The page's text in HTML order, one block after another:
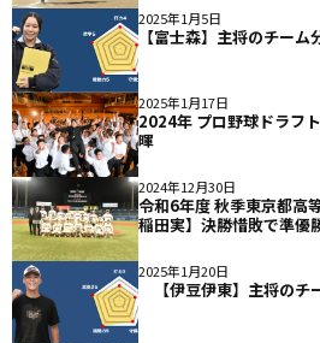
2025年1月5日
【富士森】主将のチーム
2025年1月17日
2024年 プロ野球ドラフ
暉
2024年12月30日
令和6年度 秋季東京都高
稲田実】決勝惜敗で準優
2025年1月20日
【伊豆伊東】主将のチ